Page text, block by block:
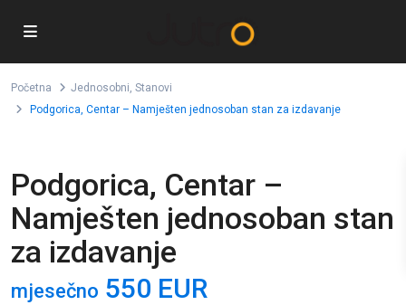
Početna Jednosobni, Stanovi
Podgorica, Centar – Namješten jednosoban stan za izdavanje
Podgorica, Centar –
Namješten jednosoban stan
za izdavanje
mjesečno 550 EUR